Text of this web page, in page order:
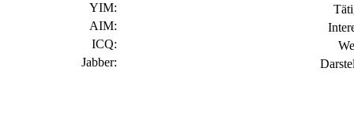
YIM:
AIM:
ICQ:
Jabber: